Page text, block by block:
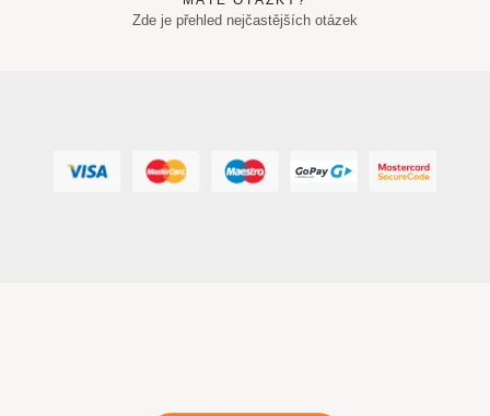
Zde je přehled nejčastějších otázek